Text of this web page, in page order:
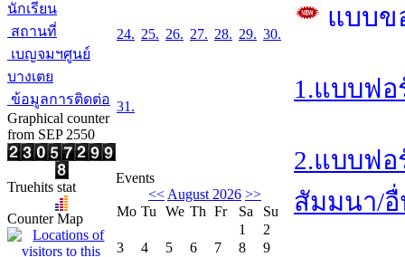
นักเรียน
สถานที่
เบญจมฯศูนย์
บางเตย
ข้อมูลการติดต่อ
Graphical counter
from SEP 2550
Truehits stat
Counter Map
24. 25. 26. 27. 28. 29. 30.
31.
Events
<< August 2026 >>
Mo Tu We Th Fr Sa
Su
1
2
3
4 5 6 7 8
9
แบบข
1.แบบฟ
2.แบบฟ
สัมมนา/